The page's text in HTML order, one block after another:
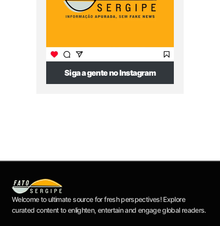
Siga a gente no Instagram
Welcome to ultimate source for fresh perspectives! Explore
curated content to enlighten, entertain and engage global readers.